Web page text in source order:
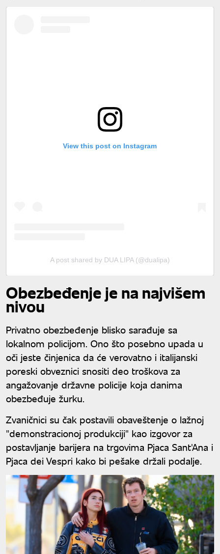
View this post on Instagram
A post shared by DUA LIPA (@dualipa)
Obezbeđenje je na najvišem
nivou
Privatno obezbeđenje blisko sarađuje sa
lokalnom policijom. Ono što posebno upada u
oči jeste činjenica da će verovatno i italijanski
poreski obveznici snositi deo troškova za
angažovanje državne policije koja danima
obezbeđuje žurku.
Zvaničnici su čak postavili obaveštenje o lažnoj
"demonstracionoj produkciji" kao izgovor za
postavljanje barijera na trgovima Pjaca Sant'Ana i
Pjaca dei Vespri kako bi pešake držali podalje.